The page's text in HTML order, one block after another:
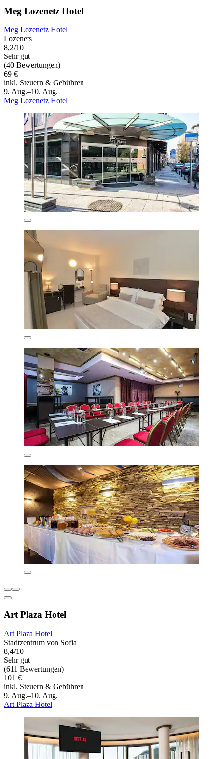
Meg Lozenetz Hotel
Meg Lozenetz Hotel
Lozenets
8,2/10
Sehr gut
(40 Bewertungen)
69 €
inkl. Steuern & Gebühren
9. Aug.–10. Aug.
Meg Lozenetz Hotel
Art Plaza Hotel
Art Plaza Hotel
Stadtzentrum von Sofia
8,4/10
Sehr gut
(611 Bewertungen)
101 €
inkl. Steuern & Gebühren
9. Aug.–10. Aug.
Art Plaza Hotel